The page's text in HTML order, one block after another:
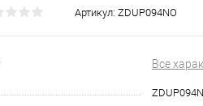
Артикул: ZDUP094NO
Все